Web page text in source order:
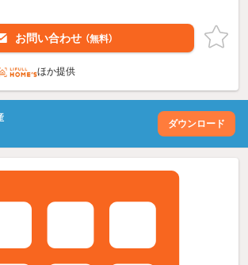
お問い合わせ （無料）
ほか提供
ダウンロード